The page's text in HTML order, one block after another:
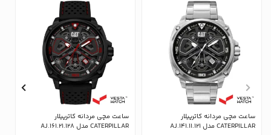
ساعت مچی مردانه کاترپیلار
CATERPILLAR مدل AJ.141.11.121
ساعت مچی مردانه کاترپیلار
CATERPILLAR مدل AJ.161.21.128